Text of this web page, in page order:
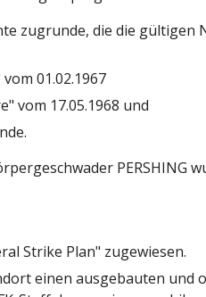
zugrunde, die die gültigen
01.02.1967
vom 17.05.1968 und
PERSHING
Strike Plan" zugewiesen.
einen ausgebauten und